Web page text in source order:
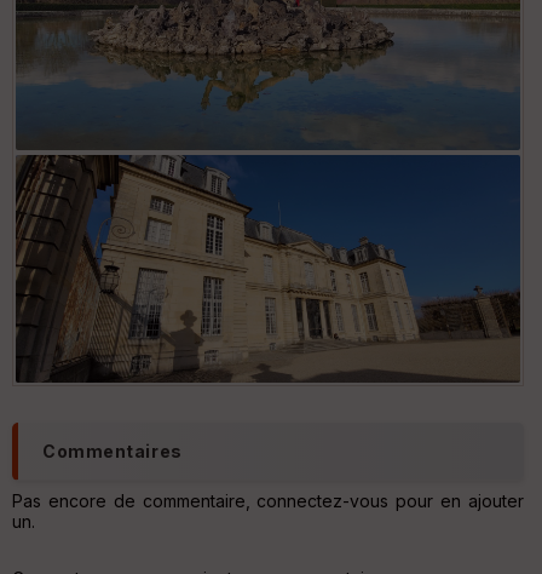
Commentaires
Pas encore de commentaire, connectez-vous pour en ajouter
un.